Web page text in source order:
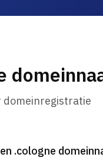
domeinregistratie
.cologne